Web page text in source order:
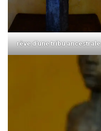
rêve d’une tribu ancestrale